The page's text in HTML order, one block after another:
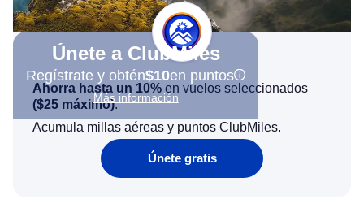
Únete a ClubMiles
Regístrate y obtén$10en puntos
Más información
Ahorra hasta un 10% en vuelos seleccionados
($25 máximo).
Acumula millas aéreas y puntos ClubMiles.
Únete gratis